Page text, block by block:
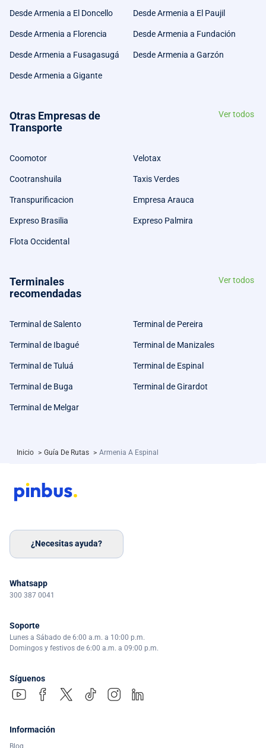
Desde Armenia a El Doncello Desde Armenia a El Paujil
Desde Armenia a Florencia Desde Armenia a Fundación
Desde Armenia a Fusagasugá Desde Armenia a Garzón
Desde Armenia a Gigante
Otras Empresas de
Transporte
Ver todos
Coomotor Velotax
Cootranshuila Taxis Verdes
Transpurificacion Empresa Arauca
Expreso Brasilia Expreso Palmira
Flota Occidental
Terminales
recomendadas
Ver todos
Terminal de Salento Terminal de Pereira
Terminal de Ibagué Terminal de Manizales
Terminal de Tuluá Terminal de Espinal
Terminal de Buga Terminal de Girardot
Terminal de Melgar
Inicio > Guía De Rutas > Armenia A Espinal
¿Necesitas ayuda?
Whatsapp
300 387 0041
Soporte
Lunes a Sábado de 6:00 a.m. a 10:00 p.m.
Domingos y festivos de 6:00 a.m. a 09:00 p.m.
Síguenos
Información
Blog